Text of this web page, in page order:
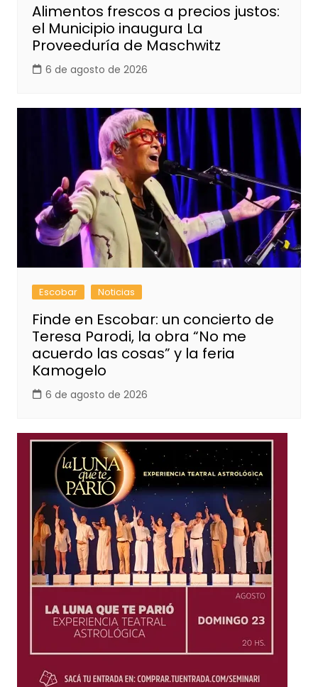
Alimentos frescos a precios justos:
el Municipio inaugura La
Proveeduría de Maschwitz
6 de agosto de 2026
Escobar Noticias
Finde en Escobar: un concierto de
Teresa Parodi, la obra “No me
acuerdo las cosas” y la feria
Kamogelo
6 de agosto de 2026